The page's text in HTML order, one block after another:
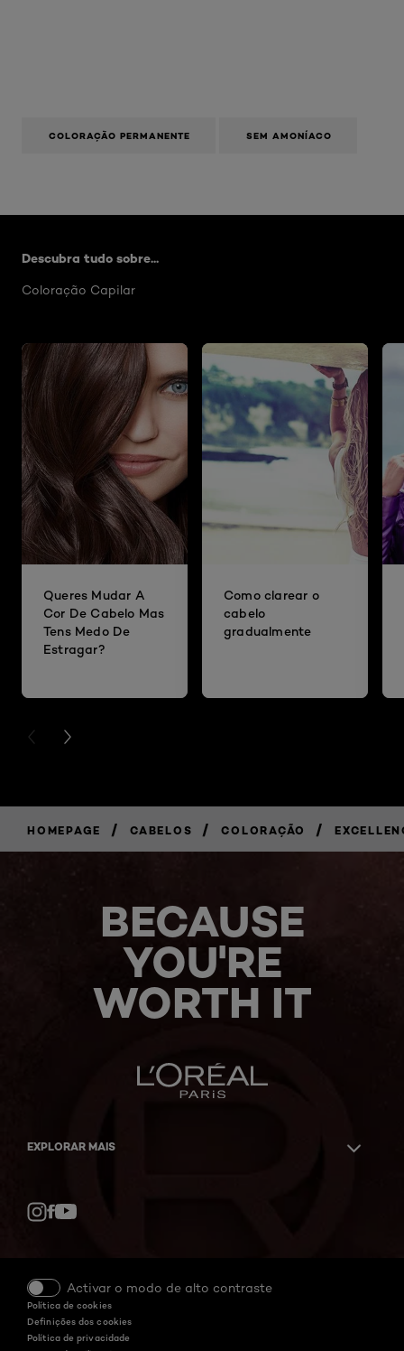
COLORAÇÃO PERMANENTE SEM AMONÍACO
Descubra tudo sobre...
Coloração Capilar
Queres Mudar A
Cor De Cabelo Mas
Tens Medo De
Estragar?
Como clarear o
cabelo
gradualmente
PREVIOUS CARD
NEXT CARD
HOMEPAGE / CABELOS / COLORAÇÃO /
BECAUSE
YOU'RE
WORTH IT
EXPLORAR MAIS
Activar o modo de alto contraste
Política de cookies
Definições dos cookies
Política de privacidade